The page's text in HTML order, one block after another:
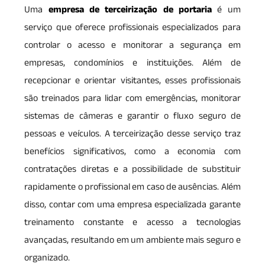
Uma empresa de terceirização de portaria é um
serviço que oferece profissionais especializados para
controlar o acesso e monitorar a segurança em
empresas, condomínios e instituições. Além de
recepcionar e orientar visitantes, esses profissionais
são treinados para lidar com emergências, monitorar
sistemas de câmeras e garantir o fluxo seguro de
pessoas e veículos. A terceirização desse serviço traz
benefícios significativos, como a economia com
contratações diretas e a possibilidade de substituir
rapidamente o profissional em caso de ausências. Além
disso, contar com uma empresa especializada garante
treinamento constante e acesso a tecnologias
avançadas, resultando em um ambiente mais seguro e
organizado.